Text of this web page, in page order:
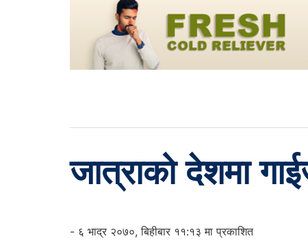
जात्राको देशमा
- ६ भाद्र २०७०, बिहीबार ११:१३ मा प्रकाशित